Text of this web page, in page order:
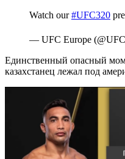
Watch our#UFC320
— UFC Europe
Единственный опасный
казахстанец лежал под